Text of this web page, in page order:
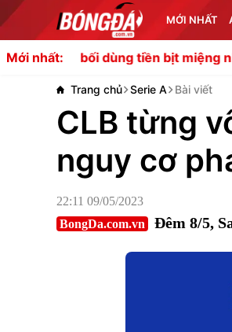
MỚI NHẤT
Mới nhất:
dùng tiền bịt miệng nhân tình
Trang chủ Serie A Bài viết
CLB từng
nguy cơ
22:11 09/05/2023
BongDa.com.vn
Đêm 8/5,